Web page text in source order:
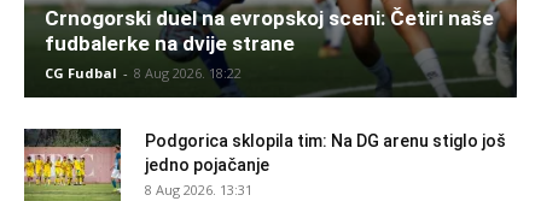
Crnogorski duel na evropskoj sceni: Četiri naše
fudbalerke na dvije strane
CG Fudbal - 8 Aug 2026. 18:22
Podgorica sklopila tim: Na DG arenu stiglo još
jedno pojačanje
8 Aug 2026. 13:31